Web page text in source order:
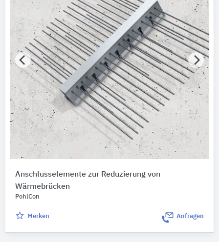
Anschlusselemente zur Reduzierung von
Wärmebrücken
PohlCon
Merken Anfragen